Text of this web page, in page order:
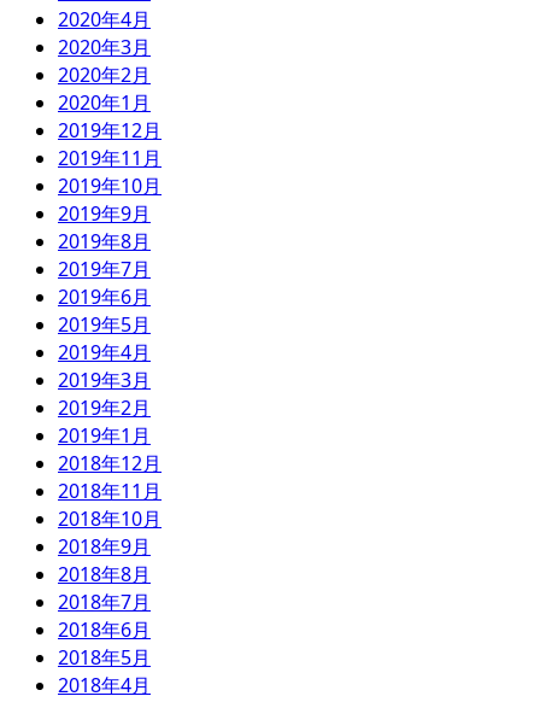
2020年4月
2020年3月
2020年2月
2020年1月
2019年12月
2019年11月
2019年10月
2019年9月
2019年8月
2019年7月
2019年6月
2019年5月
2019年4月
2019年3月
2019年2月
2019年1月
2018年12月
2018年11月
2018年10月
2018年9月
2018年8月
2018年7月
2018年6月
2018年5月
2018年4月